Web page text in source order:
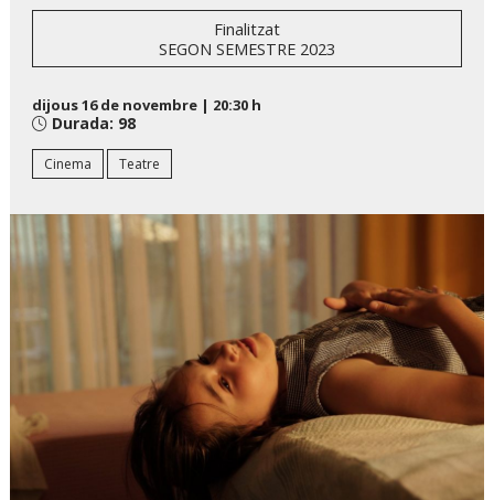
Finalitzat
SEGON SEMESTRE 2023
dijous 16 de novembre | 20:30 h
Durada: 98
Cinema Teatre